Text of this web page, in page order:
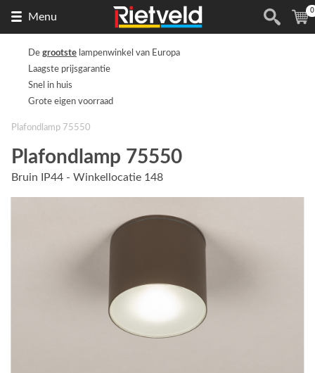
Menu
de
(
0
De grootste lampenwinkel van Europa
Laagste prijsgarantie
Snel in huis
Grote eigen voorraad
Plafondlamp 75550
Plafondlamp 75550
Bruin IP44 - Winkellocatie 148